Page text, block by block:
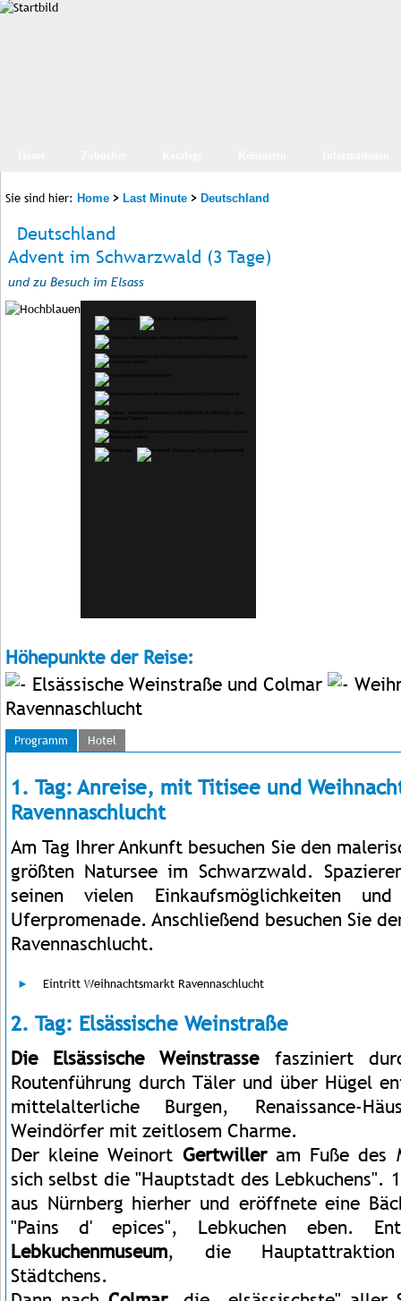
Sie sind hier: Home > Last Minute > Deutschland
Deutschland
Advent im Schwarzwald (3 Tage)
und zu Besuch im Elsass
Höhepunkte der Reise:
Elsässische Weinstraße und Colmar
Ravennaschlucht
Programm Hotel
1. Tag: Anreise, mit Titisee und
Ravennaschlucht
Am Tag Ihrer Ankunft besuchen Sie den
größten Natursee im Schwarzwald.
seinen vielen Einkaufsmöglichkeiten
Uferpromenade. Anschließend besuchen Sie
Ravennaschlucht.
Eintritt Weihnachtsmarkt Ravennaschlucht
2. Tag: Elsässische Weinstraße
Die Elsässische Weinstrassefasziniert
Routenführung durch Täler und über Hügel
mittelalterliche Burgen, Renaissance-
Weindörfer mit zeitlosem Charme.
Der kleine Weinort Gertwiller am Fuße des
sich selbst die "Hauptstadt des Lebkuchens".
aus Nürnberg hierher und eröffnete eine
"Pains d' epices", Lebkuchen eben.
Lebkuchenmuseum, die Hauptattraktion
Städtchens.